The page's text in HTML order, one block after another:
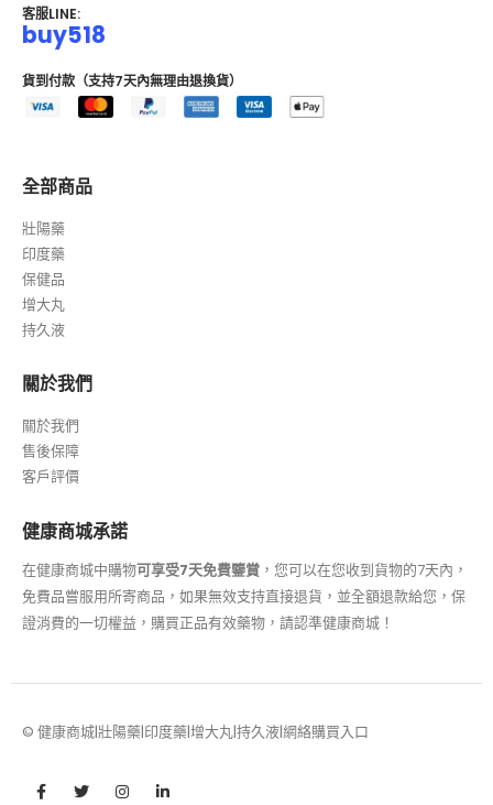
客服LINE:
buy518
貨到付款（支持7天內無理由退換貨）
全部商品
壯陽藥
印度藥
保健品
增大丸
持久液
關於我們
關於我們
售後保障
客戶評價
健康商城承諾
在健康商城中購物可享受7天免費鑒賞 ，您可以在您收到貨物的7天內，
免費品嘗服用所寄商品，如果無效支持直接退貨，並全額退款給您，保
證消費的一切權益，購買正品有效藥物，請認準健康商城！
© 健康商城|壯陽藥|印度藥|增大丸|持久液|網絡購買入口